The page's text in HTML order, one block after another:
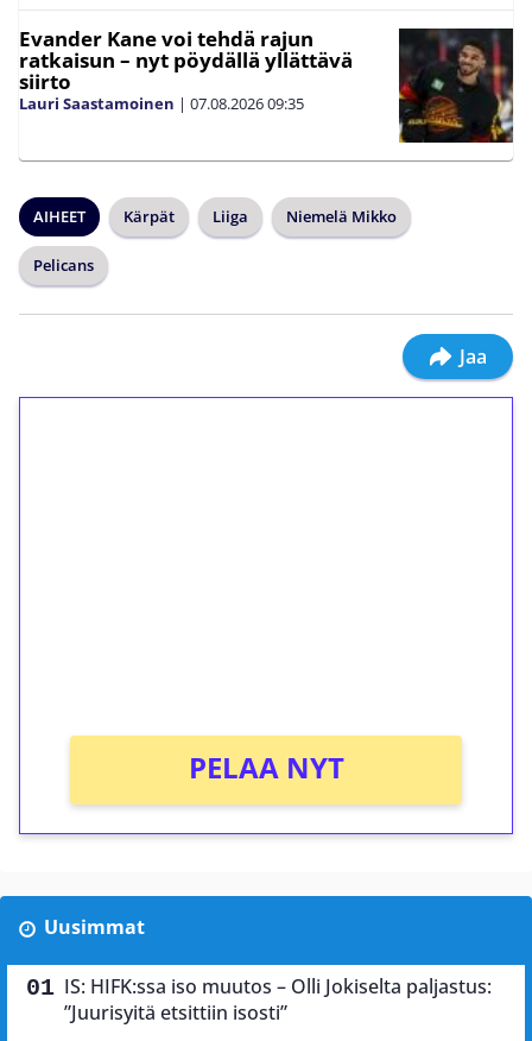
Evander Kane voi tehdä rajun
ratkaisun – nyt pöydällä yllättävä
siirto
Lauri Saastamoinen | 07.08.202609:35
AIHEET Kärpät Liiga Niemelä Mikko
Pelicans
Jaa
PELAA NYT
Uusimmat
IS: HIFK:ssa iso muutos – Olli Jokiselta paljastus:
”Juurisyitä etsittiin isosti”